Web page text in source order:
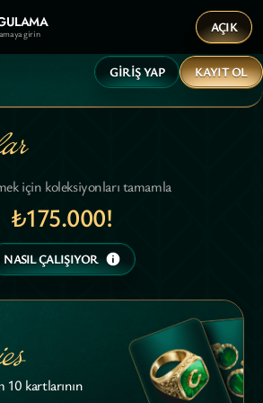
girin AÇIK
GIRIŞ YAP KAYIT OL
için koleksiyonları tamamla
₺175.000!
NASIL ÇALIŞIYOR
10 kartlarının